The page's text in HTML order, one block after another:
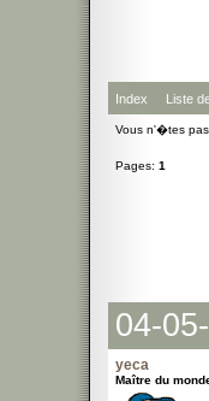
Index Liste
Vous n'�tes
Pages: 1
04-
yeca
Maître du